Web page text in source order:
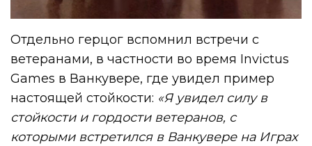
Отдельно герцог вспомнил встречи с
ветеранами, в частности во время Іnvictus
Games в Ванкувере, где увидел пример
настоящей стойкости: «Я увидел силу в
стойкости и гордости ветеранов, с
которыми встретился в Ванкувере на Играх